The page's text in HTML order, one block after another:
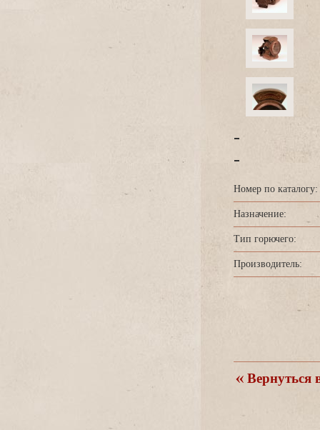
-
-
Номер по каталогу:
Назначение:
Тип горючего:
Производитель:
ернуться